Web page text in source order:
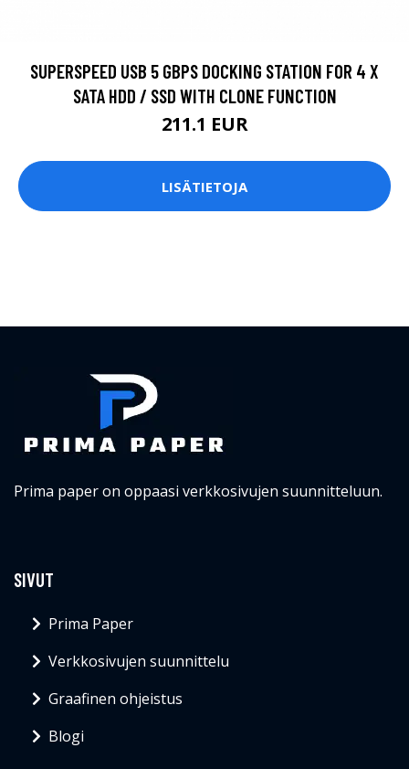
SUPERSPEED USB 5 GBPS DOCKING STATION FOR 4 X
SATA HDD / SSD WITH CLONE FUNCTION
211.1 EUR
LISÄTIETOJA
Prima paper on oppaasi verkkosivujen suunnitteluun.
SIVUT
Prima Paper
Verkkosivujen suunnittelu
Graafinen ohjeistus
Blogi